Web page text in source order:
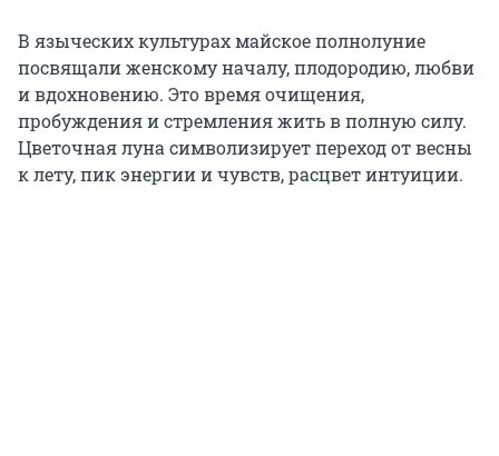
В языческих культурах майское полнолуние
посвящали женскому началу, плодородию, любви
и вдохновению. Это время очищения,
пробуждения и стремления жить в полную силу.
Цветочная луна символизирует переход от весны
к лету, пик энергии и чувств, расцвет интуиции.